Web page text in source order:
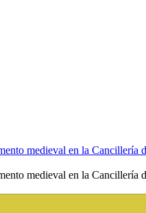
medieval en la Cancillería
medieval en la Cancillería